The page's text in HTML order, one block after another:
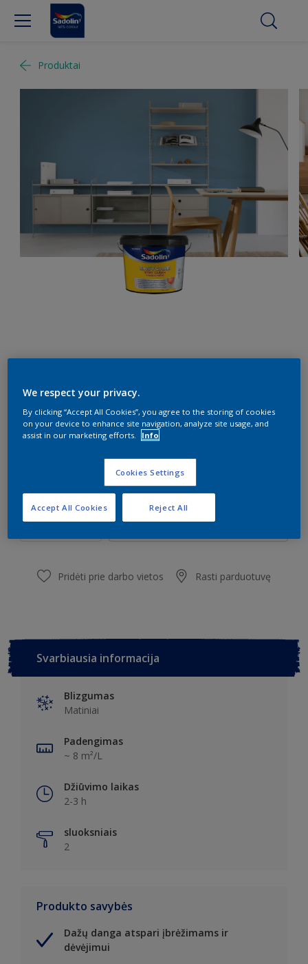
Produktai
Dydis
2,75 l
Kiekis Dažų kiekio skaičiuoklė
Skaičiuoti
Pridėti prie darbo vietos Rasti parduotuvę
Svarbiausia informacija
Blizgumas
Matiniai
Padengimas
~ 8 m²/L
Džiūvimo laikas
2-3 h
sluoksniais
2
Produkto savybės
Dažų danga atspari įbrėžimams ir
dėvėjimui
We respect your privacy.
By clicking “Accept All Cookies”, you agree to the storing of cookies
on your device to enhance site navigation, analyze site usage, and
assist in our marketing efforts.
Info
Cookies Settings
Reject All
Accept All Cookies